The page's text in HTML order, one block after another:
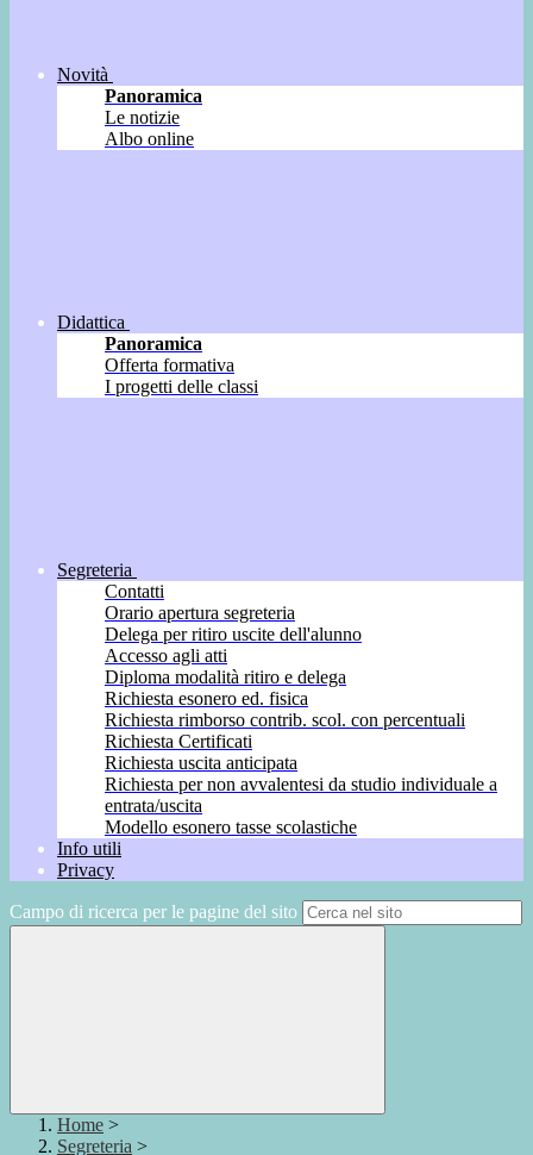
Novità
Panoramica
Le notizie
Albo online
Didattica
Panoramica
Offerta formativa
I progetti delle classi
Segreteria
Contatti
Orario apertura segreteria
Delega per ritiro uscite dell'alunno
Accesso agli atti
Diploma modalità ritiro e delega
Richiesta esonero ed. fisica
Richiesta rimborso contrib. scol. con percentuali
Richiesta Certificati
Richiesta uscita anticipata
Richiesta per non avvalentesi da studio individuale a
entrata/uscita
Modello esonero tasse scolastiche
Info utili
Privacy
Campo di ricerca per le pagine del sito
Home >
Segreteria >